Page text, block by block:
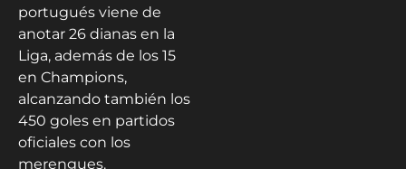
portugués viene de
anotar 26 dianas en la
Liga, además de los 15
en Champions,
alcanzando también los
450 goles en partidos
oficiales con los
merengues.